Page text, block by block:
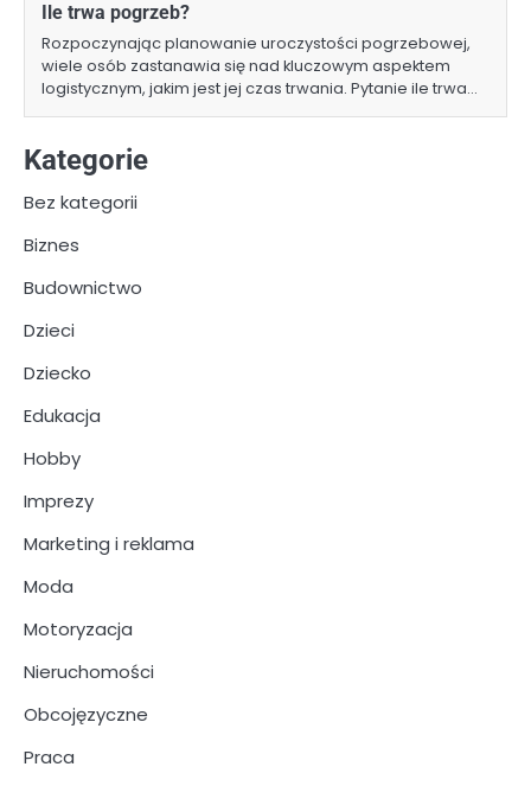
Ile trwa pogrzeb?
Rozpoczynając planowanie uroczystości pogrzebowej,
wiele osób zastanawia się nad kluczowym aspektem
logistycznym, jakim jest jej czas trwania. Pytanie ile trwa…
Kategorie
Bez kategorii
Biznes
Budownictwo
Dzieci
Dziecko
Edukacja
Hobby
Imprezy
Marketing i reklama
Moda
Motoryzacja
Nieruchomości
Obcojęzyczne
Praca